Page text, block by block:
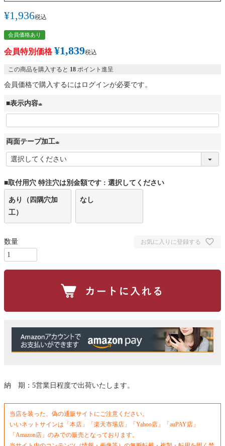
¥1,936税込
会員価格あり
会員特別価格 ¥1,839税込
この商品を購入すると 18 ポイント進呈
会員価格で購入するにはログインが必要です。
■表示内容
須
)
両面テープ加工
(
須
)
■取付用穴 特注穴は別金額です 選択してください
あり（四隅穴加
工）
なし
お気に入りに登録する
納 期：5営業日程度で出荷いたします。
当店を装った、偽の通販サイトにご注意ください。
いいネットサインは「本店」「楽天市場店」「Yahoo店」「auPAY店」
「Amazon店」のみでの販売となっております。